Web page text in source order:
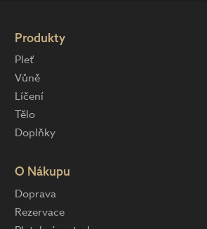
Produkty
Pleť
Vůně
Líčení
Tělo
Doplňky
O Nákupu
Doprava
Rezervace